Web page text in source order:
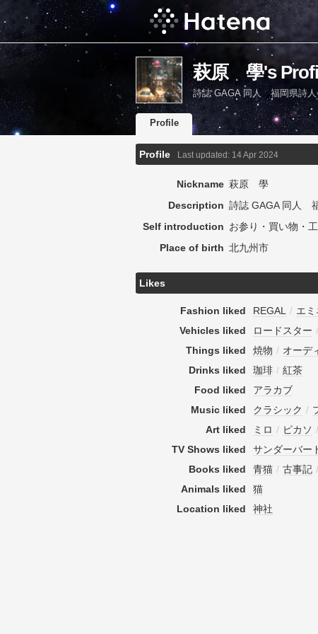
萩原 學's
詩誌 GAGA 同人 福岡県詩人
Profile
Profile Last updated: 14 Apr 2024
Nickname 萩原 學
Description 詩誌 GAGA 同人
Self introduction お参り・買い物・
Place of birth 北九州市
Likes
Fashion liked REGAL / エミ
Vehicles liked
ロードスター /
Things liked
焼物 / オーデ
Drinks liked
珈琲 / 紅茶
Food liked
アラカブ
Music liked
クラシック /
Art liked
ミロ / ピカソ /
TV Shows liked
サンダーバー
Books liked
青猫 / 古事記 /
Animals liked
猫
Location liked
神社